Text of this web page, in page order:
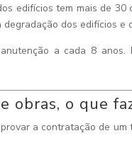
edifícios tem mais de
dos edifícios e
a cada 8
obras, o que
a contratação de